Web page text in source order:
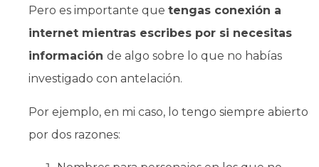
Pero es importante que tengas conexión a
internet mientras escribes por si necesitas
información de algo sobre lo que no habías
investigado con antelación.
Por ejemplo, en mi caso, lo tengo siempre abierto
por dos razones: